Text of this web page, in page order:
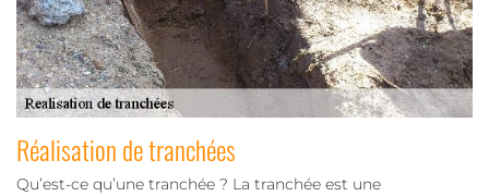
Réalisation de tranchées
Qu’est-ce qu’une tranchée ? La tranchée est une